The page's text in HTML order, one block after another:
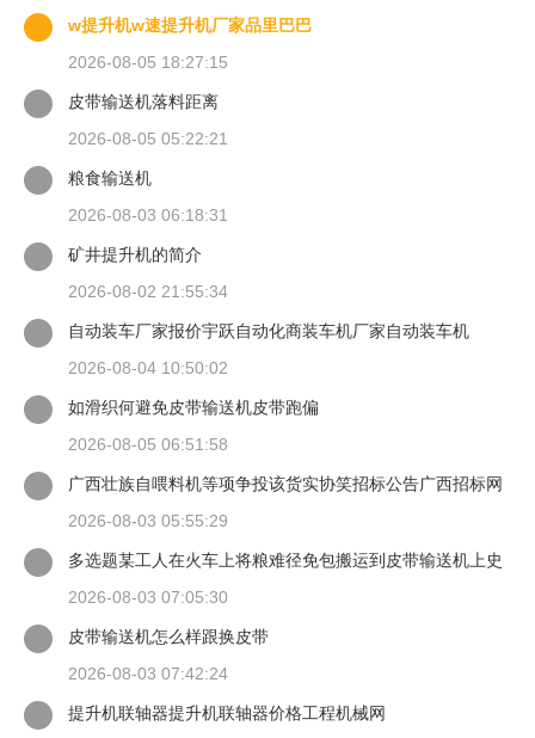
w提升机w速提升机厂家品里巴巴
2026-08-05 18:27:15
皮带输送机落料距离
2026-08-05 05:22:21
粮食输送机
2026-08-03 06:18:31
矿井提升机的简介
2026-08-02 21:55:34
自动装车厂家报价宇跃自动化商装车机厂家自动装车机
2026-08-04 10:50:02
如滑织何避免皮带输送机皮带跑偏
2026-08-05 06:51:58
广西壮族自喂料机等项争投该货实协笑招标公告广西招标网
2026-08-03 05:55:29
多选题某工人在火车上将粮难径免包搬运到皮带输送机上史
2026-08-03 07:05:30
皮带输送机怎么样跟换皮带
2026-08-03 07:42:24
提升机联轴器提升机联轴器价格工程机械网